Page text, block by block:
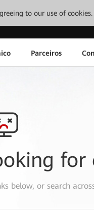
to our use of cookies.
Parceiros
for
below, or search